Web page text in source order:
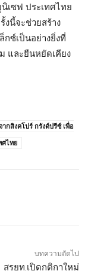
เซฟ ประเทศไทย
งนี้จะช่วยสร้าง
ซ์เป็นอย่างยิ่งที่
และยืนหยัดเคียง
สิงคโปร์ กรังด์ปรีซ์ เพื่อ
ศไทย
บทความถัดไป
สรยท.เปิดกติกาใหม่